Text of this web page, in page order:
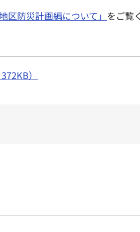
区防災計画編について」 をご覧
）